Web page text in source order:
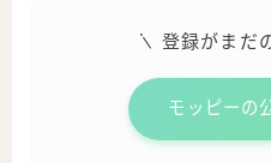
登録がまだ
モッピーの